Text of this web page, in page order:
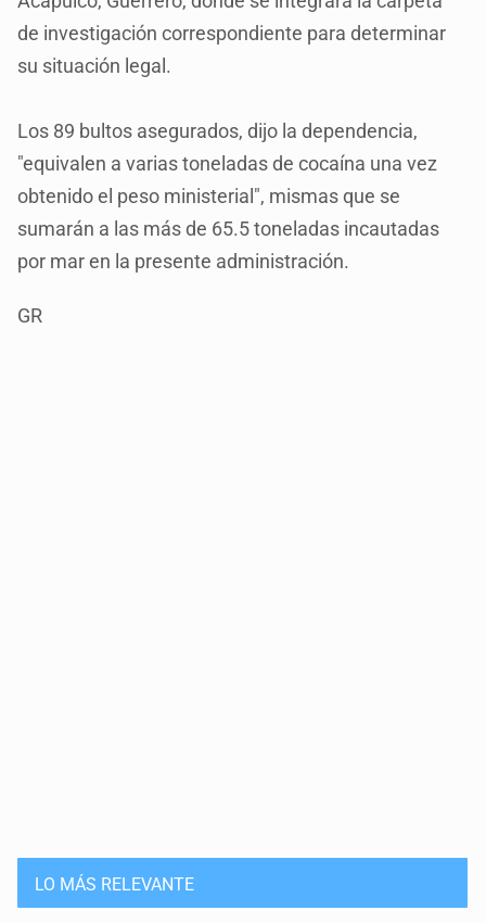
de investigación correspondiente para determinar
su situación legal.
Los 89 bultos asegurados, dijo la dependencia,
"equivalen a varias toneladas de cocaína una vez
obtenido el peso ministerial", mismas que se
sumarán a las más de 65.5 toneladas incautadas
por mar en la presente administración.
GR
LO MÁS RELEVANTE